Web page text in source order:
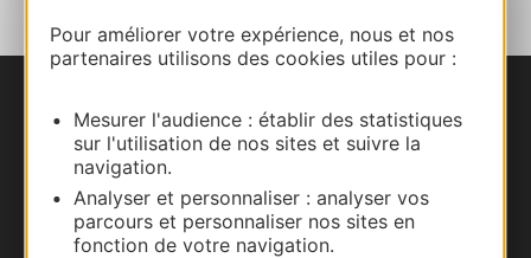
Pour améliorer votre expérience, nous et nos
partenaires utilisons des cookies utiles pour :
Mesurer l'audience : établir des statistiques
sur l'utilisation de nos sites et suivre la
navigation.
Analyser et personnaliser : analyser vos
parcours et personnaliser nos sites en
fonction de votre navigation.
Nous contacter
Carte interactive
Documentation